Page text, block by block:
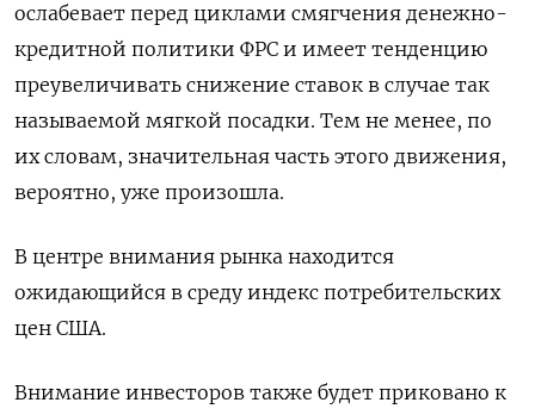
ослабевает перед циклами смягчения денежно-
кредитной политики ФРС и имеет тенденцию
преувеличивать снижение ставок в случае так
называемой мягкой посадки. Тем не менее, по
их словам, значительная часть этого движения,
вероятно, уже произошла.
В центре внимания рынка находится
ожидающийся в среду индекс потребительских
цен США.
Внимание инвесторов также будет приковано к